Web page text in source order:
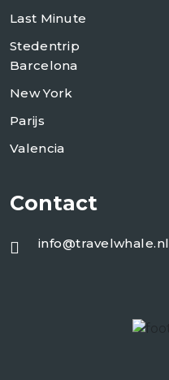
Last Minute
Stedentrip
Barcelona
New York
Parijs
Valencia
Contact
info@travelwhale.nl